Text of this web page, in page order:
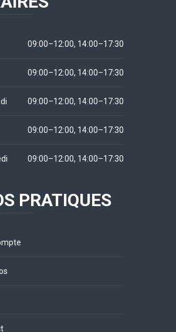
09:00–12:00, 14:00–17:30
09:00–12:00, 14:00–17:30
09:00–12:00, 14:00–17:30
09:00–12:00, 14:00–17:30
09:00–12:00, 14:00–17:30
PRATIQUES